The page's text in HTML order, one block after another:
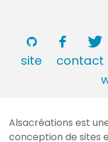
site
contact
Alsacréations est
conception de sites